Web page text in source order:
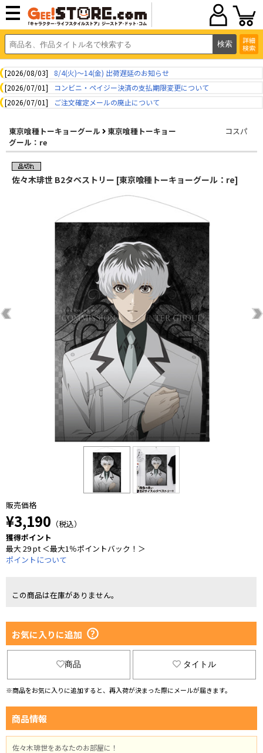
詳細
検索
[2026/08/03]
8/4(火)～14(金) 出荷遅延のお知らせ
[2026/07/01]
コンビニ・ペイジー決済の支払期限変更について
[2026/07/01]
ご注文確定メールの廃止について
東京喰種トーキョーグール
東京喰種トーキョー
グール：re
コスパ
佐々木琲世 B2タペストリー [東京喰種トーキョーグール：re]
販売価格
¥3,190 （税込）
獲得ポイント
最大 29 pt ＜最大1％ポイントバック！＞
ポイントについて
この商品は在庫がありません。
お気に入りに追加
商品 タイトル
※商品をお気に入りに追加すると、再入荷が決まった際にメールが届きます。
商品情報
佐々木琲世をあなたのお部屋に！